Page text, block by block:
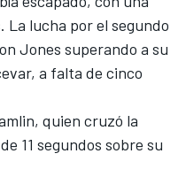
La lucha por el segundo
Jones superando a su
a falta de cinco
quien cruzó la
11 segundos sobre su